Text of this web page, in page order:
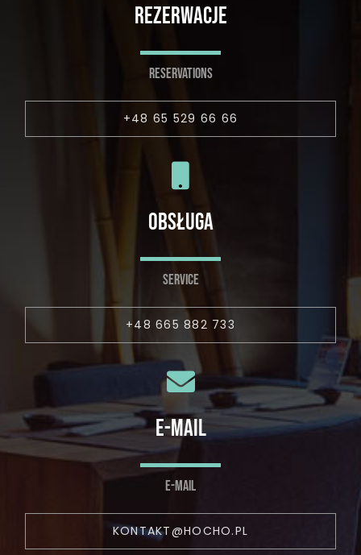
REZERWACJE
RESERVATIONS
+48 65 529 66 66
OBSŁUGA
SERVICE
+48 665 882 733
E-MAIL
E-MAIL
KONTAKT@HOCHO.PL